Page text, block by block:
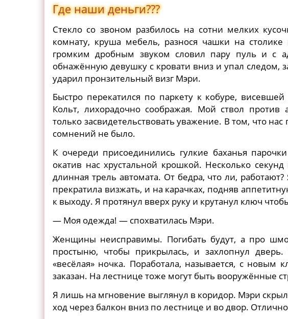
Где наши деньги???
Стекло со звоном разбилось на сотни мелких
комнату, круша мебель, разнося чашки на
громким дробным звуком словил пару пуль и с
обнажённую девушку с кровати вниз и упал следом,
ударил пронзительный визг Мэри.
Быстро перекатился по паркету к кобуре,
Кольт, лихорадочно соображая. Мой ствол против
только засвидетельствовать уважение. В том, что
сомнений не было.
К очереди присоединились гулкие баханья
окатив нас хрустальной крошкой. Несколько
длинная трель автомата. От бедра, что ли,
прекратила визжать, и на карачках, подняв
к выходу. Я протянул вверх руку и крутанул ключ
— Моя одежда! — спохватилась Мэри.
Женщины неисправимы. Погибать будут, а про
простыню, чтобы прикрылась, и захлопнул
«весёлая» ночка. Поработала, называется, с
заказан. На лестнице тоже могут быть вооружённые
Я лишь на мгновение выглянул в коридор. Мэри
ход через балкон вниз по лестнице и во двор.